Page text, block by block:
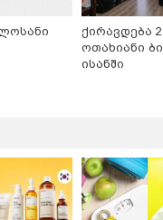
19:05 /
ქირავდება 2
ოთახიანი
ისანში